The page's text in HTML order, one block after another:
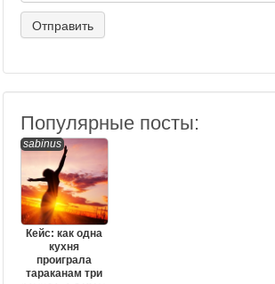
Популярные посты:
sabinus
Кейс: как одна
кухня
проиграла
тараканам три